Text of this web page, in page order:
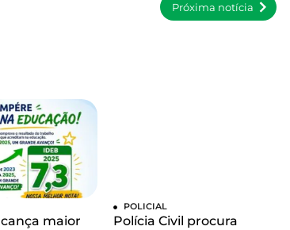
Próxima notícia
maior
POLICIAL
Polícia Civil procura